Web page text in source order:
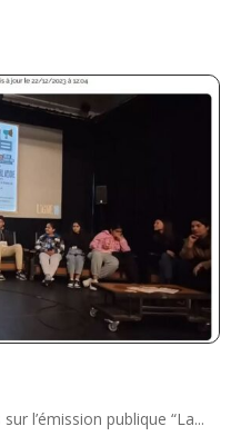
l’émission publique “La...